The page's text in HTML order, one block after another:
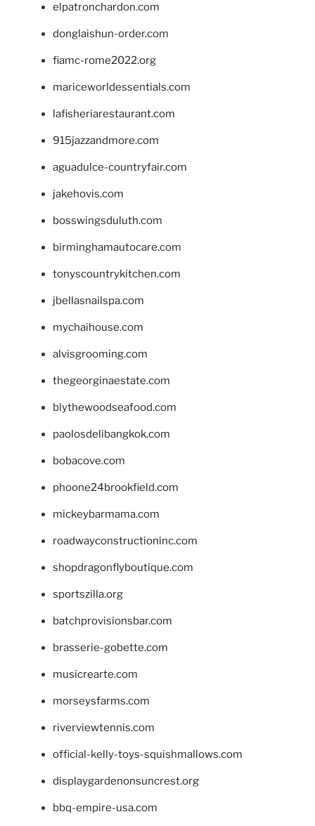
elpatronchardon.com
donglaishun-order.com
fiamc-rome2022.org
mariceworldessentials.com
lafisheriarestaurant.com
915jazzandmore.com
aguadulce-countryfair.com
jakehovis.com
bosswingsduluth.com
birminghamautocare.com
tonyscountrykitchen.com
jbellasnailspa.com
mychaihouse.com
alvisgrooming.com
thegeorginaestate.com
blythewoodseafood.com
paolosdelibangkok.com
bobacove.com
phoone24brookfield.com
mickeybarmama.com
roadwayconstructioninc.com
shopdragonflyboutique.com
sportszilla.org
batchprovisionsbar.com
brasserie-gobette.com
musicrearte.com
morseysfarms.com
riverviewtennis.com
official-kelly-toys-squishmallows.com
displaygardenonsuncrest.org
bbq-empire-usa.com